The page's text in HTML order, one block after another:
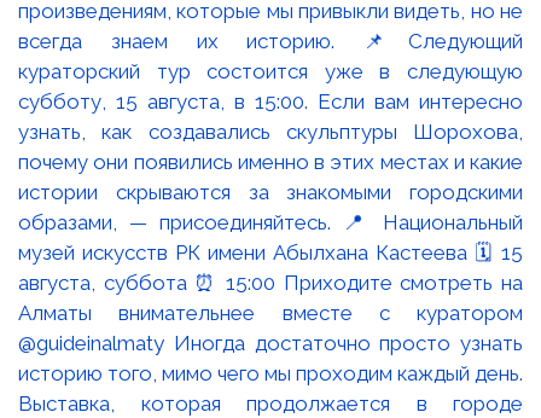
Выставка, которая продолжается в городе